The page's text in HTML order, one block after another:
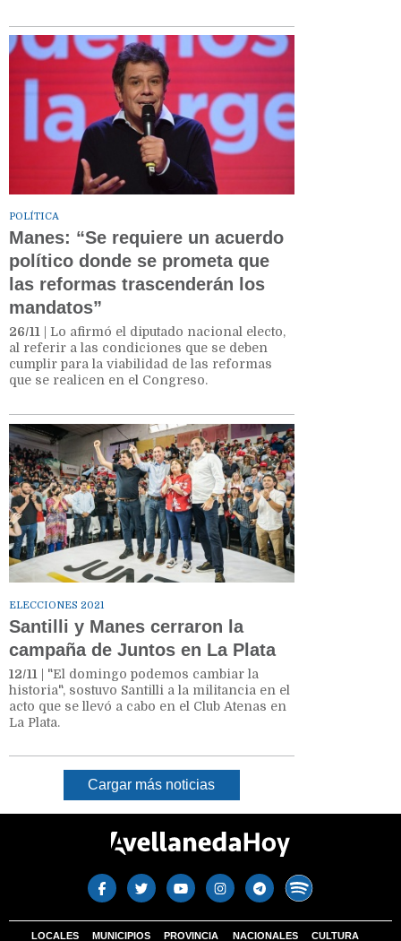
POLÍTICA
Manes: “Se requiere un acuerdo
político donde se prometa que
las reformas trascenderán los
mandatos”
26/11 | Lo afirmó el diputado nacional electo,
al referir a las condiciones que se deben
cumplir para la viabilidad de las reformas
que se realicen en el Congreso.
ELECCIONES 2021
Santilli y Manes cerraron la
campaña de Juntos en La Plata
12/11
| "El domingo podemos cambiar la
historia", sostuvo Santilli a la militancia en el
acto que se llevó a cabo en el Club Atenas en
La Plata.
Cargar más noticias
LOCALES MUNICIPIOS PROVINCIA NACIONALES CULTURA